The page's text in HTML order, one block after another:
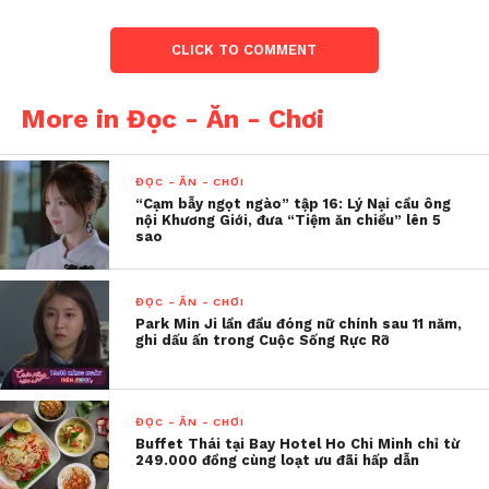
Beta Cinemas là rạp phim tiên phong dành cho giới
Theo đại diện Beta Cinemas, kết quả kinh doanh
ấn tượng của hệ thống đến từ chiến lược mở rộng có
tính toán, tập trung vào các khu vực còn ít rạp
CLICK TO COMMENT
More in Đọc - Ăn - Chơi
ĐỌC - ĂN - CHƠI
“Cạm bẫy ngọt ngào” tập 16: Lý Nại cầu ông
nội Khương Giới, đưa “Tiệm ăn chiều” lên 5
sao
ĐỌC - ĂN - CHƠI
Park Min Ji lần đầu đóng nữ chính sau 11 năm,
ghi dấu ấn trong Cuộc Sống Rực Rỡ
ĐỌC - ĂN - CHƠI
Buffet Thái tại Bay Hotel Ho Chi Minh chỉ từ
249.000 đồng cùng loạt ưu đãi hấp dẫn